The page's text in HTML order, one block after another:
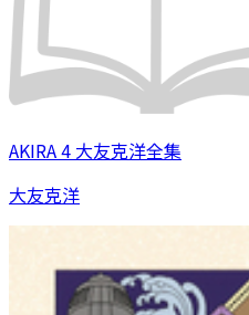
AKIRA 4 大友克洋全集
大友克洋